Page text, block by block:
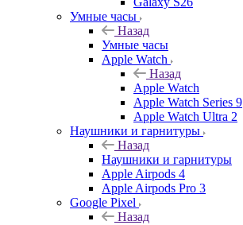
Умные часы
Назад
Умные часы
Apple Watch
Назад
Apple Watch
Apple Watch Series 9
Apple Watch Ultra 2
Наушники и гарнитуры
Назад
Наушники и гарнитуры
Apple Airpods 4
Apple Airpods Pro 3
Google Pixel
Назад